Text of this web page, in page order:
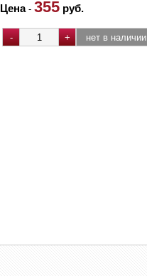
Цена- 355 руб.